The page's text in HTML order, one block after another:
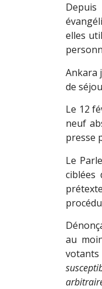
elles
Ankara
de
Le 12
neuf
presse
Le
ciblées
au